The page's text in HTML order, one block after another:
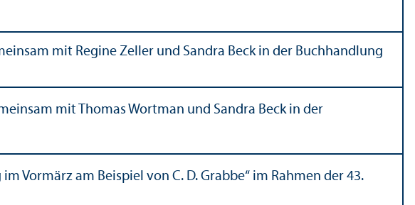
mit Regine Zeller und Sandra Beck in der Buchhandlung
mit Thomas Wortman und Sandra Beck in der
Vormärz am Beispiel von C. D. Grabbe“ im Rahmen der 43.